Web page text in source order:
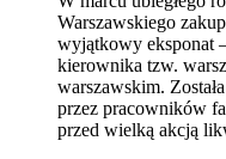
Warszawskiego
wyjątkowy eksponat
kierownika tzw.
warszawskim.
przez pracowników
przed wielką akcją